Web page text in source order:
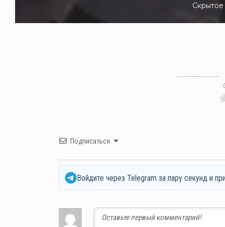
Скрытое
Подписаться
Войдите через Telegram за пару секунд и